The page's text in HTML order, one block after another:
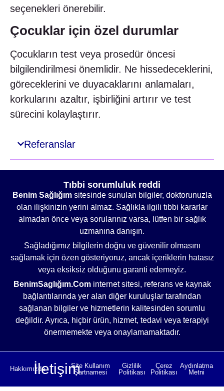
seçenekleri önerebilir.
Çocuklar için özel durumlar
Çocukların test veya prosedür öncesi
bilgilendirilmesi önemlidir. Ne hissedeceklerini,
göreceklerini ve duyacaklarını anlamaları,
korkularını azaltır, işbirliğini artırır ve test
sürecini kolaylaştırır.
Referanslar
Tıbbi sorumluluk reddi
Benim Sağlığımsitesinde sunulan bilgiler, doktorunuzla
olan ilişkinizin yerini almaz. Sağlıkla ilgili tıbbi kararlar
almadan önce veya sorularınız varsa, lütfen bir sağlık
uzmanına danışın.
Sağladığımız bilgilerin doğru ve güvenilir olmasını
sağlamak için özen gösteriyoruz, ancak içeriklerin hatasız
veya eksiksiz olduğunu garanti edemeyiz.
BenimSaglığım.Cominternet sitesi, referans ve kaynak
bağlantılarında yer alan diğer kuruluşlar tarafından
sağlanan bilgiler ve hizmetlerin kalitesinden sorumlu
değildir. Ayrıca, hiçbir ürün, hizmet, tedavi veya terapiyi
önermemekte veya onaylamamaktadır.
HakkımızdaİletişimSite Kullanım
Şartnamesi
Gizlilik
Politikası
Çerez
Politikası
Aydınlatma
Metni